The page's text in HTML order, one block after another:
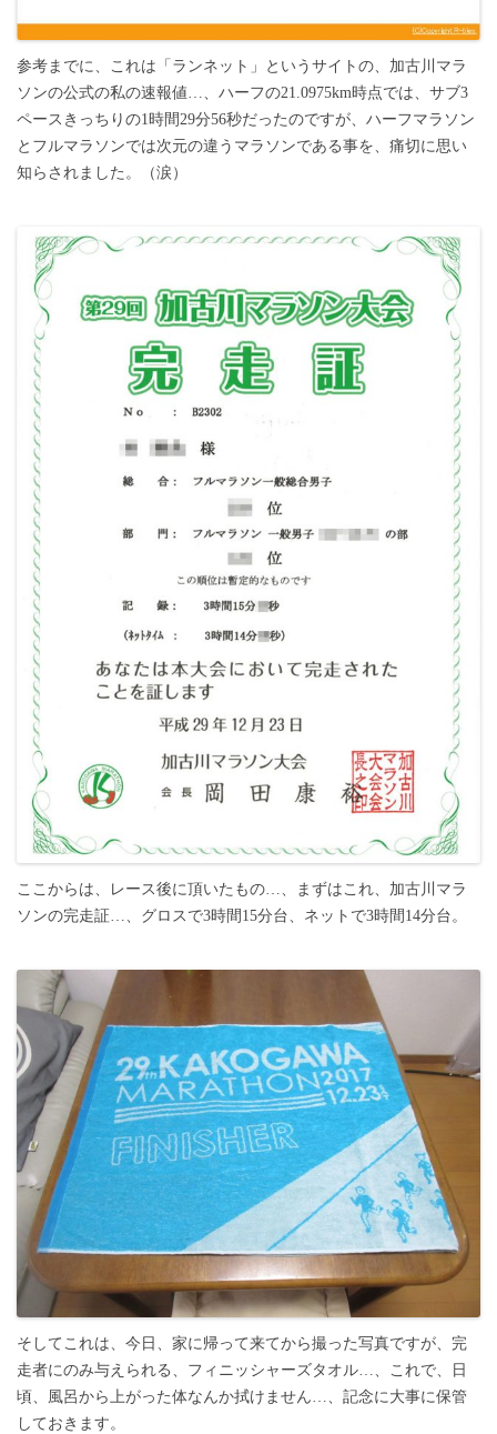
参考までに、これは「ランネット」というサイトの、加古川マラ
ソンの公式の私の速報値…、ハーフの21.0975km時点では、サブ3
ペースきっちりの1時間29分56秒だったのですが、ハーフマラソン
とフルマラソンでは次元の違うマラソンである事を、痛切に思い
知らされました。（涙）
ここからは、レース後に頂いたもの…、まずはこれ、加古川マラ
ソンの完走証…、グロスで3時間15分台、ネットで3時間14分台。
そしてこれは、今日、家に帰って来てから撮った写真ですが、完
走者にのみ与えられる、フィニッシャーズタオル…、これで、日
頃、風呂から上がった体なんか拭けません…、記念に大事に保管
しておきます。